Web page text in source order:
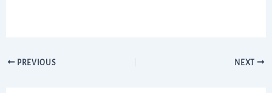
PREVIOUS NEXT